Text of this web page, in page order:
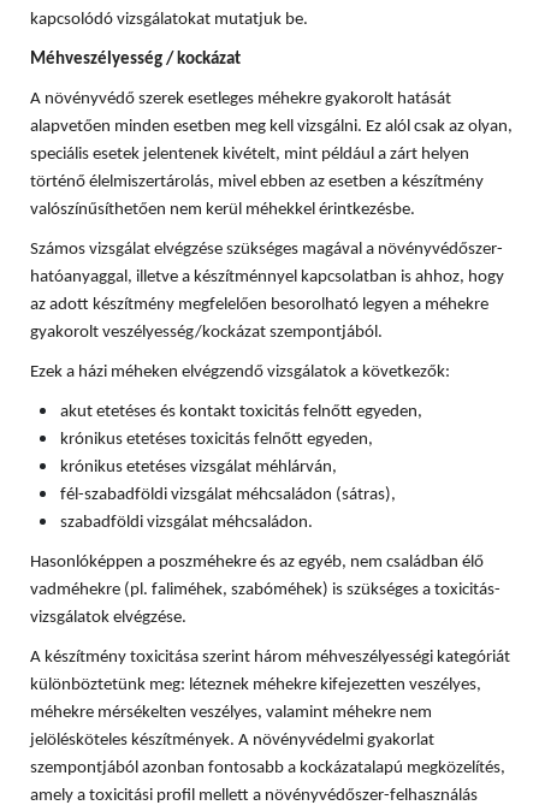
kapcsolódó vizsgálatokat mutatjuk be.
Méhveszélyesség / kockázat
A növényvédő szerek esetleges méhekre gyakorolt hatását
alapvetően minden esetben meg kell vizsgálni. Ez alól csak az olyan,
speciális esetek jelentenek kivételt, mint például a zárt helyen
történő élelmiszertárolás, mivel ebben az esetben a készítmény
valószínűsíthetően nem kerül méhekkel érintkezésbe.
Számos vizsgálat elvégzése szükséges magával a növényvédőszer-
hatóanyaggal, illetve a készítménnyel kapcsolatban is ahhoz, hogy
az adott készítmény megfelelően besorolható legyen a méhekre
gyakorolt veszélyesség/kockázat szempontjából.
Ezek a házi méheken elvégzendő vizsgálatok a következők:
akut etetéses és kontakt toxicitás felnőtt egyeden,
krónikus etetéses toxicitás felnőtt egyeden,
krónikus etetéses vizsgálat méhlárván,
fél-szabadföldi vizsgálat méhcsaládon (sátras),
szabadföldi vizsgálat méhcsaládon.
Hasonlóképpen a poszméhekre és az egyéb, nem családban élő
vadméhekre (pl. faliméhek, szabóméhek) is szükséges a toxicitás-
vizsgálatok elvégzése.
A készítmény toxicitása szerint három méhveszélyességi kategóriát
különböztetünk meg: léteznek méhekre kifejezetten veszélyes,
méhekre mérsékelten veszélyes, valamint méhekre nem
jelölésköteles készítmények. A növényvédelmi gyakorlat
szempontjából azonban fontosabb a kockázatalapú megközelítés,
amely a toxicitási profil mellett a növényvédőszer-felhasználás